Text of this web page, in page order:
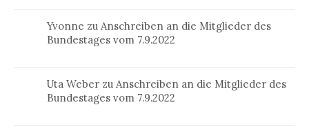
Yvonne zuAnschreiben an die Mitglieder des
Bundestages vom 7.9.2022
Uta Weber zuAnschreiben an die Mitglieder des
Bundestages vom 7.9.2022